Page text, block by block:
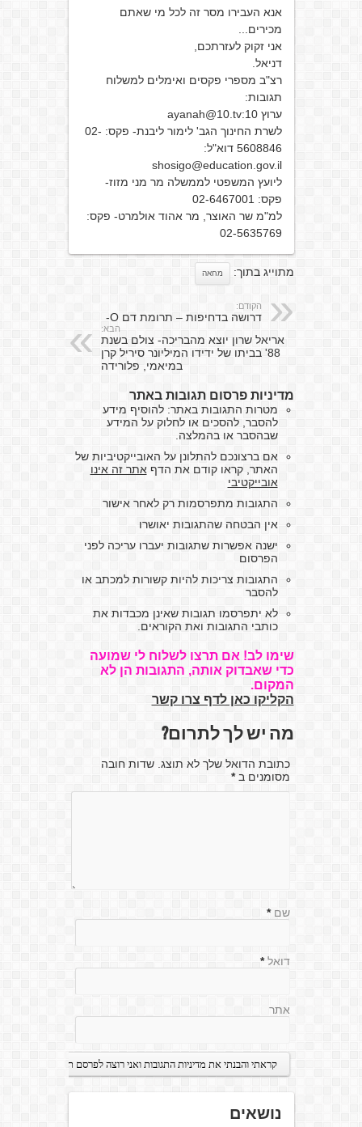
אנא העבירו מסר זה לכל מי שאתם
מכירים...
אני זקוק לעזרתכם,
דניאל.
רצ"ב מספרי פקסים ואימלים למשלוח
תגובות:
ערוץ 10:ayanah@10.tv
לשרת החינוך הגב' לימור ליבנת- פקס: 02-
5608846 דוא"ל:
shosigo@education.gov.il
ליועץ המשפטי לממשלה מר מני מזוז-
פקס: 02-6467001
למ"מ שר האוצר, מר אהוד אולמרט- פקס:
02-5635769
מתוייג בתוך: מחאה
הקודם:
דרושה בדחיפות – תרומת דם O-
הבא:
אריאל שרון יוצא מהבריכה- צולם בשנת
88' בביתו של ידידו המיליונר סיריל קרן
במיאמי, פלורידה
מדיניות פרסום תגובות באתר
מטרות התגובות באתר: להוסיף מידע
להסבר, להסכים או לחלוק על המידע
שבהסבר או בהמלצה.
אם ברצונכם להתלונן על האובייקטיביות של
האתר, קראו קודם את הדףאתר זה אינו
אובייקטיבי
התגובות מתפרסמות רק לאחר אישור
אין הבטחה שהתגובות יאושרו
ישנה אפשרות שתגובות יעברו עריכה לפני
הפרסום
התגובות צריכות להיות קשורות למכתב או
להסבר
לא יתפרסמו תגובות שאינן מכבדות את
כותבי התגובות ואת הקוראים.
שימו לב! אם תרצו לשלוח לי שמועה
כדי שאבדוק אותה, התגובות הן לא
המקום.
הקליקו כאן לדף צרו קשר
מה יש לך לתרום?
כתובת הדואל שלך לא תוצג. שדות חובה
מסומנים ב*
שם *
דואל *
אתר
נושאים